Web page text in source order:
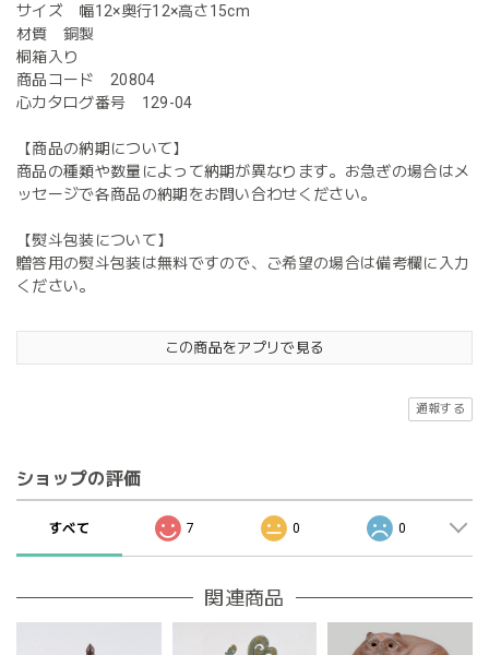
サイズ 幅12×奥行12×高さ15cm
材質 銅製
桐箱入り
商品コード 20804
心カタログ番号 129-04
【商品の納期について】
商品の種類や数量によって納期が異なります。お急ぎの場合はメ
ッセージで各商品の納期をお問い合わせください。
【熨斗包装について】
贈答用の熨斗包装は無料ですので、ご希望の場合は備考欄に入力
ください。
この商品をアプリで見る
通報する
ショップの評価
すべて 7 0 0
関連商品